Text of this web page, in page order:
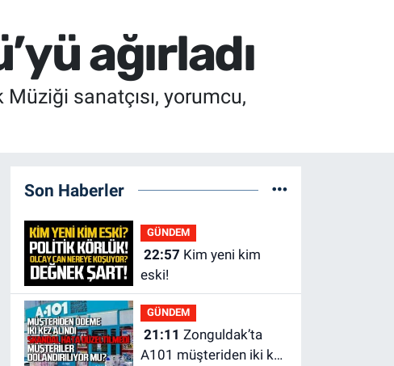
ağırladı
sanatçısı, yorumcu,
Son Haberler
GÜNDEM
22:57
eski!
GÜNDEM
21:11
A101 müşteriden iki kez